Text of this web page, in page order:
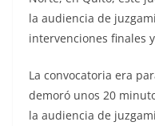
la audiencia de
intervenciones finales
La convocatoria era
demoró unos 20
la audiencia de